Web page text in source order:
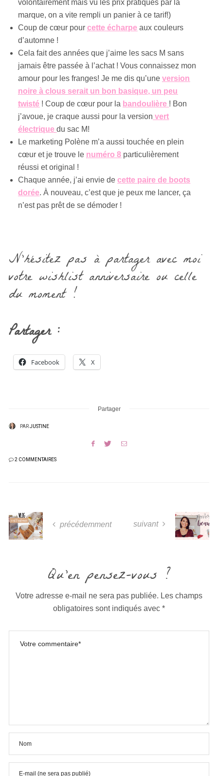
volontairement mais vu les prix pratiqués par la
marque, on a vite rempli un panier à ce tarif!)
Coup de cœur pourcette écharpe aux couleurs
d’automne !
Cela fait des années que j’aime les sacs M sans
jamais être passée à l’achat ! Vous connaissez mon
amour pour les franges! Je me dis qu’uneversion
noire à clous serait un bon basique, un peu
twisté ! Coup de cœur pour la bandoulière ! Bon
j’avoue, je craque aussi pour la version vert
électrique du sac M!
Le marketing Polène m’a aussi touchée en plein
cœur et je trouve le numéro 8 particulièrement
réussi et original !
Chaque année, j’ai envie decette paire de boots
dorée. À nouveau, c’est que je peux me lancer, ça
n’est pas prêt de se démoder !
N’hésitez pas à partager avec moi
votre wishlist anniversaire ou celle
du moment !
Partager :
Facebook X
Partager
PARJUSTINE
2 COMMENTAIRES
précédemment suivant
Qu'en pensez-vous ?
Votre adresse e-mail ne sera pas publiée. Les champs
obligatoires sont indiqués avec *